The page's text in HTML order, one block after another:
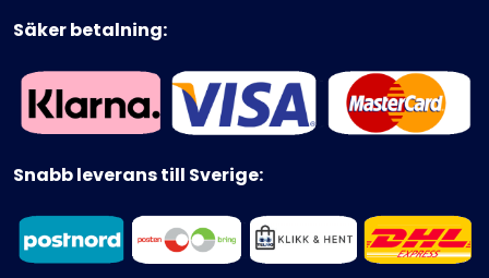
Säker betalning:
Snabb leverans till Sverige: